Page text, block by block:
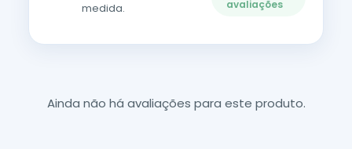
medida.
avaliações
Ainda não há avaliações para este produto.